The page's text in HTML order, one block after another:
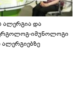
ალერგია და
იმუნოლოგი